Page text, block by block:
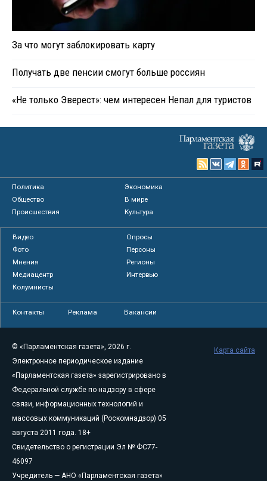
За что могут заблокировать карту
Получать две пенсии смогут больше россиян
«Не только Эверест»: чем интересен Непал для туристов
Политика
Экономика
Общество
В мире
Происшествия
Культура
Видео
Опросы
Фото
Персоны
Мнения
Регионы
Медиацентр
Интервью
Колумнисты
Контакты Реклама Вакансии
© «Парламентская газета», 2026 г.
Электронное периодическое издание
«Парламентская газета» зарегистрировано в
Федеральной службе по надзору в сфере
связи, информационных технологий и
массовых коммуникаций (Роскомнадзор) 05
августа 2011 года. 18+
Свидетельство о регистрации Эл № ФС77-
46097
Учредитель — АНО «Парламентская газета»
Карта сайта